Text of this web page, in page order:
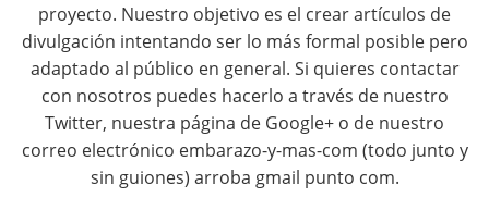
proyecto. Nuestro objetivo es el crear artículos de
divulgación intentando ser lo más formal posible pero
adaptado al público en general. Si quieres contactar
con nosotros puedes hacerlo a través de nuestro
Twitter, nuestra página de Google+ o de nuestro
correo electrónico embarazo-y-mas-com (todo junto y
sin guiones) arroba gmail punto com.